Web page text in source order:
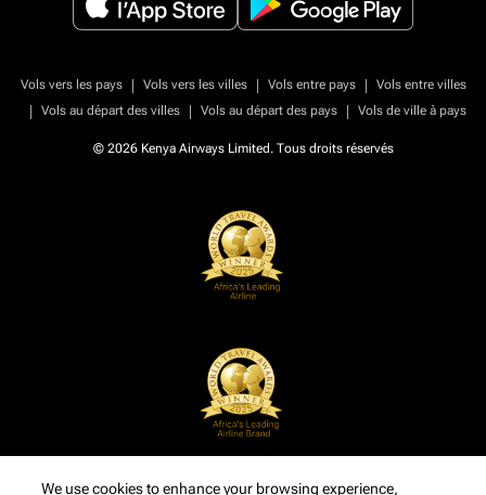
Vols vers les pays | Vols vers les villes | Vols entre pays |
Vols entre villes
|
Vols au départ des villes | Vols au départ des pays | Vols de ville à pays
© 2026 Kenya Airways Limited. Tous droits réservés
We use cookies to enhance your browsing experience,